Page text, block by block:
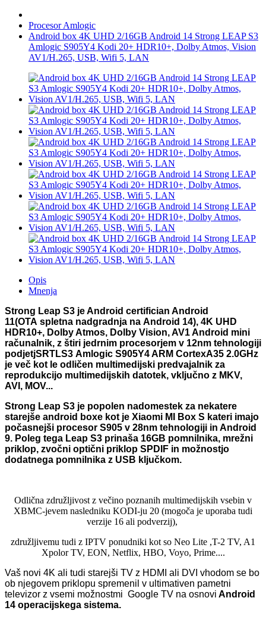
Procesor Amlogic
Android box 4K UHD 2/16GB Android 14 Strong LEAP S3
Amlogic S905Y4 Kodi 20+ HDR10+, Dolby Atmos, Vision
AV1/H.265, USB, Wifi 5, LAN
Opis
Mnenja
Strong Leap S3 je Android certifician Android
11(OTA spletna nadgradnja na Android 14), 4K UHD
HDR10+, Dolby Atmos, Dolby Vision, AV1 Android mini
računalnik, z štiri jedrnim procesorjem v 12nm tehnologiji
podjetjSRTLS3 Amlogic S905Y4 ARM CortexA35 2.0GHz
je več kot le odličen multimedijski predvajalnik za
reprodukcijo multimedijskih datotek, vključno z MKV,
AVI, MOV...
Strong Leap S3 je popolen nadomestek za nekatere
starejše android boxe kot je Xiaomi MI Box S kateri imajo
počasnejši procesor S905 v 28nm tehnologiji in Android
9. Poleg tega Leap S3 prinaša 16GB pomnilnika, mrežni
priklop, zvočni optični priklop SPDIF in možnostjo
dodatnega pomnilnika z USB ključkom.
Odlična združljivost z večino poznanih multimedijskih vsebin v
XBMC-jevem nasledniku KODI-ju 20 (mogoča je uporaba tudi
verzije 16 ali podverzij),
združljivemu tudi z IPTV ponudniki kot so Neo Lite ,T-2 TV, A1
Xpolor TV, EON, Netflix, HBO, Voyo, Prime....
Vaš novi 4K ali tudi starejši TV z HDMI ali DVI vhodom se bo
ob njegovem priklopu spremenil v ultimativen pametni
televizor z vsemi možnostmi Google TV na osnovi Android
14 operacijskega sistema.